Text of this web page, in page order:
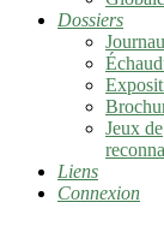
Dossiers
Jeux de
Liens
Connexion